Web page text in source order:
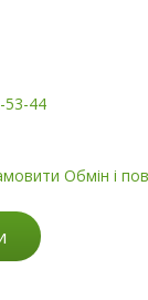
53-44
Обмін і